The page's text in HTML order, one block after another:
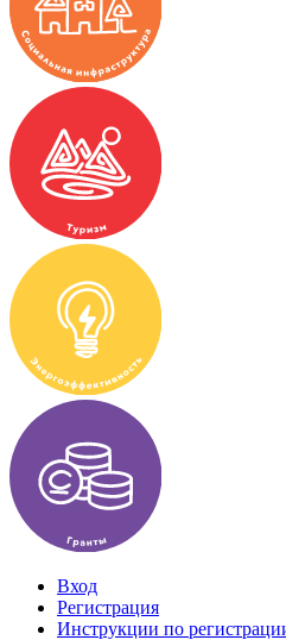
Вход
Регистрация
Инструкции по